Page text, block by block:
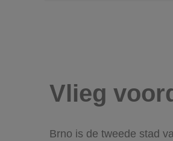
Vlieg
Brno is de tweede stad